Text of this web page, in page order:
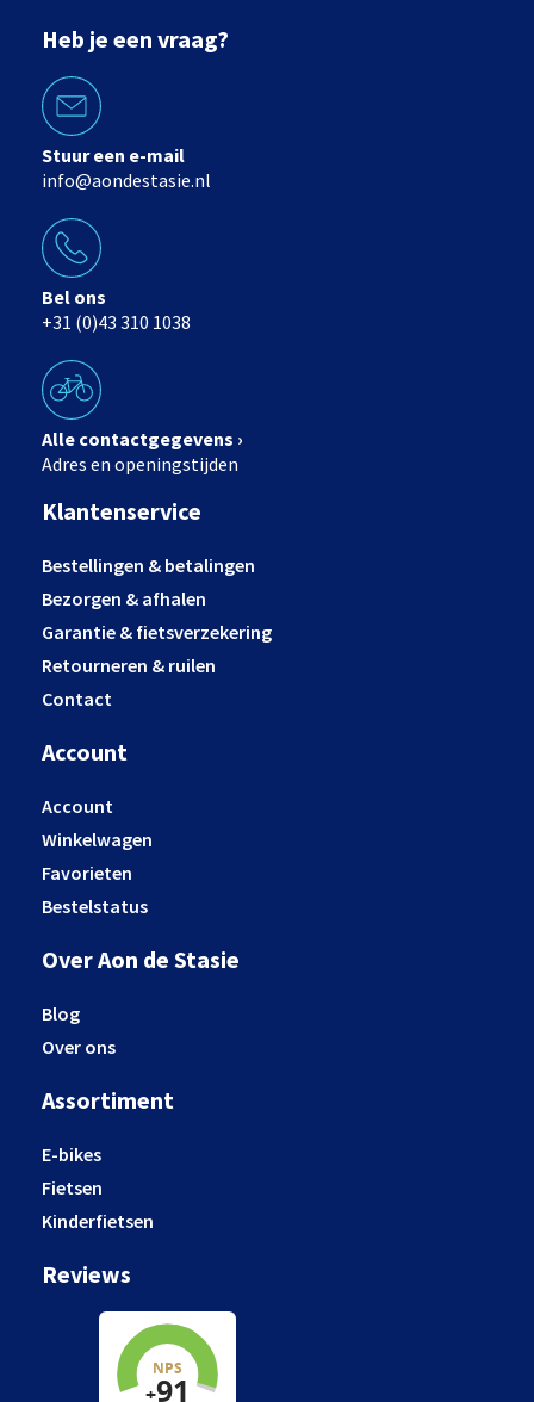
Heb je een vraag?
Stuur een e-mail
info@aondestasie.nl
Bel ons
+31 (0)43 310 1038
Alle contactgegevens ›
Adres en openingstijden
Klantenservice
Bestellingen & betalingen
Bezorgen & afhalen
Garantie & fietsverzekering
Retourneren & ruilen
Contact
Account
Account
Winkelwagen
Favorieten
Bestelstatus
Over Aon de Stasie
Blog
Over ons
Assortiment
E-bikes
Fietsen
Kinderfietsen
Reviews